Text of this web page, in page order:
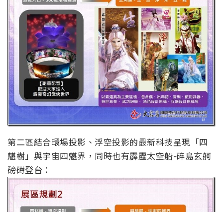
第二區結合環場投影、浮空投影的最新科技呈現「四
魌樹」與宇宙四魌界，同時也有霹靂太空船-碎島玄舸
磅礡登台：